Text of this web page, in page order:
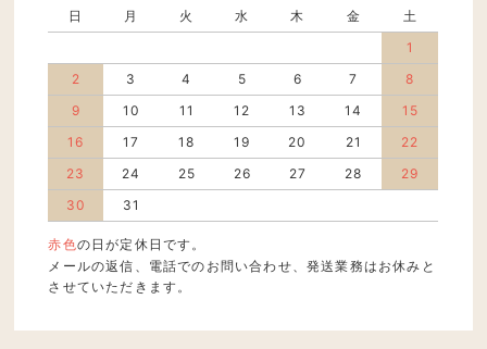
日 月 火 水 木 金
土
1
2
3 4 5 6 7
8
9
10 11 12 13 14
15
16
17 18 19 20 21
22
23
24 25 26 27 28
29
30
31
赤色の日が定休日です。
メールの返信、電話でのお問い合わせ、発送業務はお休みと
させていただきます。